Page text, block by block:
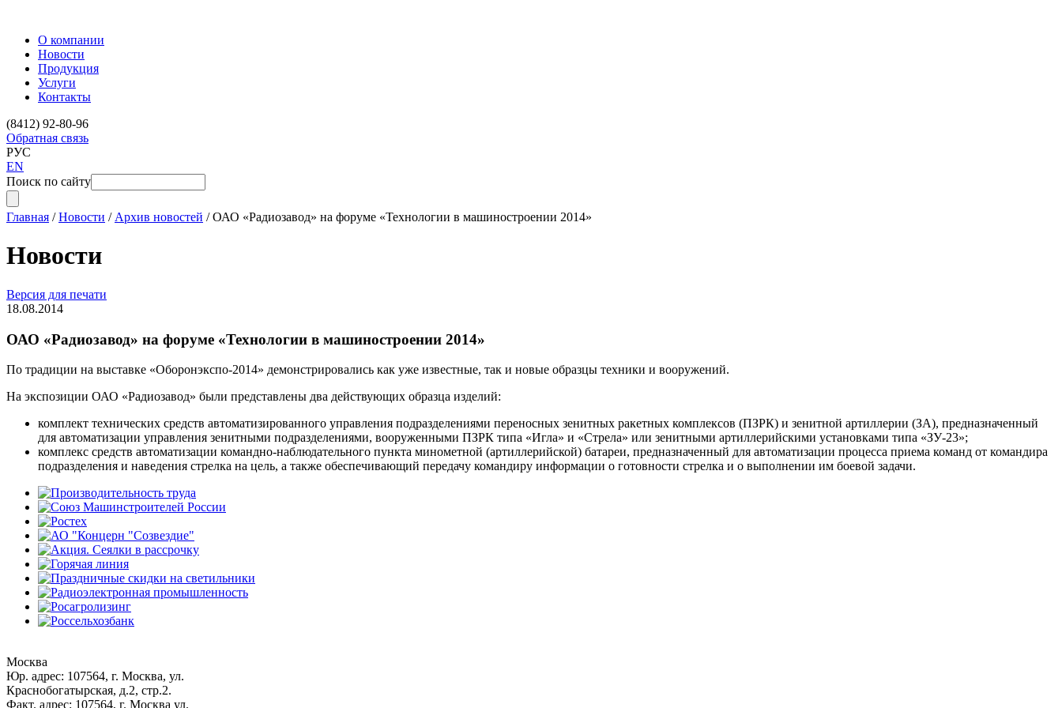
О компании
Новости
Продукция
Услуги
Контакты
(8412) 92-80-96
Обратная связь
РУС
EN
Поиск по сайту
Главная /Новости / Архив новостей /ОАО «Радиозавод» на форуме «Технологии в машиностроении 2014»
Новости
Версия для печати
18.08.2014
ОАО «Радиозавод» на форуме «Технологии в машиностроении 2014»
По традиции на выставке «Оборонэкспо-2014» демонстрировались как уже известные, так и новые образцы техники и вооружений.
На экспозиции ОАО «Радиозавод» были представлены два действующих образца изделий:
комплект технических средств автоматизированного управления подразделениями переносных зенитных ракетных комплексов (ПЗРК) и зенитной артиллерии (ЗА), предназначенный
для автоматизации управления зенитными подразделениями, вооруженными ПЗРК типа «Игла» и «Стрела» или зенитными артиллерийскими установками типа «ЗУ-23»;
комплекс средств автоматизации командно-наблюдательного пункта минометной (артиллерийской) батареи, предназначенный для автоматизации процесса приема команд от командира
подразделения и наведения стрелка на цель, а также обеспечивающий передачу командиру информации о готовности стрелка и о выполнении им боевой задачи.
Москва
Юр. адрес: 107564, г. Москва, ул.
Краснобогатырская, д.2, стр.2.
Факт. адрес: 107564, г. Москва ул.